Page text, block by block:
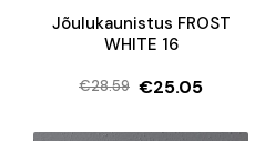
Jõulukaunistus FROST
WHITE 16
€28.59
Algne
hind
€25.05
Current
price